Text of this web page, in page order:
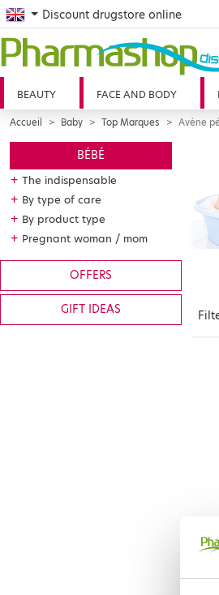
English
Discount drugstore online
BEAUTY FACE AND BODY
Accueil Baby Top Marques Avène
BÉBÉ
+ The indispensable
+ By type of care
+ By product type
+ Pregnant woman / mom
OFFERS
GIFT IDEAS